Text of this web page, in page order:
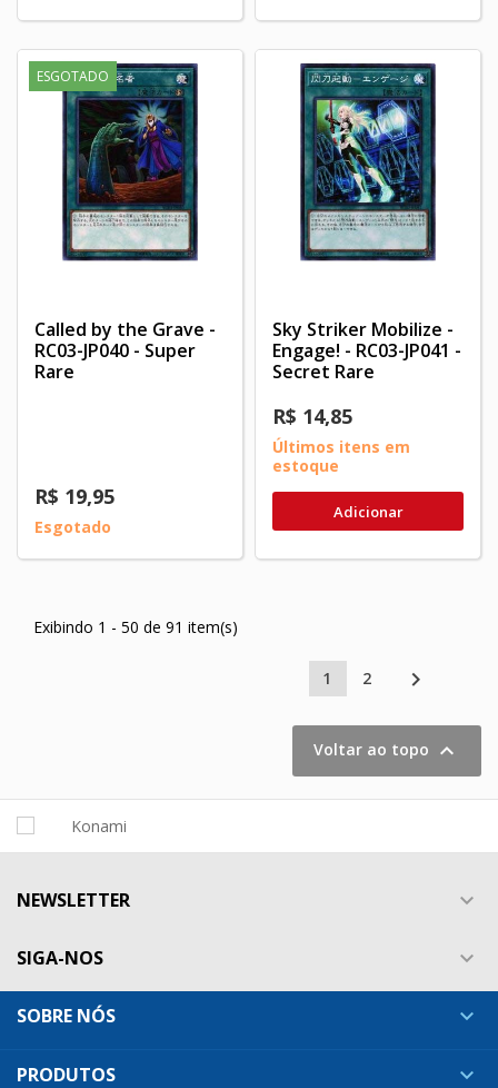
ESGOTADO
Called by the Grave -
RC03-JP040 - Super
Rare
R$ 19,95
Esgotado
Sky Striker Mobilize -
Engage! - RC03-JP041 -
Secret Rare
R$ 14,85
Últimos itens em
estoque
Adicionar
Exibindo 1 - 50 de 91 item(s)
1 2 
Voltar ao topo 
NEWSLETTER 
SIGA-NOS 
SOBRE NÓS 
PRODUTOS 